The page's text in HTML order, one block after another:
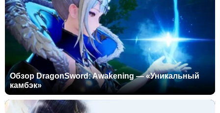
Обзор DragonSword: Awakening — «Уникальный
камбэк»